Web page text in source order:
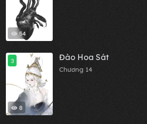
54
8
3 Đào Hoa Sát
Chương 14